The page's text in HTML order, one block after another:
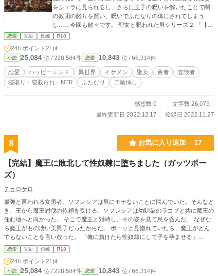
をシエラに見られるし、さらに王子の呪いを解いたことで闇
の教団の怒りを買い、呪いでふたなりの体にされてしまう
し……今回も散々です。 聖女と呪われた男シリーズ２ 「【R-
１８】聖女は悪魔の呪いで一生童貞なイケメン勇者を救いた
い」の続編です。
恋愛 完結 長編 R18
24h.ポイント 21pt
小説 25,084 位 / 228,584件 恋愛 10,843 位 / 66,314件
恋愛 ハッピーエンド 異世界 イケメン 聖女 勇者
冒険者
寝取り・寝取られ・NTR
ふたなり 二輪挿し
感想数 0
文字数 26,075
最終更新日 2022.12.17
登録日 2022.11.27
8 お気に入り追加 17
【完結】魔王に敗北して性奴隷に堕ちました（ガッツポー
ズ）
チョロケロ
最強と言われる女勇者、ソフレシアは男にモテないことに悩んでいた。そんなと
き、王から魔王討伐の依頼を受ける。ソフレシアは幼馴染のラコブと共に魔王の
住む地へと向かった。 そこで魔王と対峙し、その姿を見て息を呑んだ。 なぜな
ら魔王がもの凄い美男子だったからだ。 ポーッと見惚れていたら、魔王がとん
でもないことを言い放った。 「俺に負けたら性奴隷にして子を孕ませる」
え！？ 性奴隷！？ 子を孕ます！？ 私、生まれて初めて女扱いされてる！
狂喜乱舞したソフレシアは、魔王の性奴隷になるため、負ける気満々の戦いを始
めるのだった。 ※ムーンライトノベルズ様でも投稿しています。 ※宜しくお願
いします。
恋愛 完結 短編 R18
24h.ポイント 21pt
小説 25,084 位 / 228,584件 恋愛 10,843 位 / 66,314件